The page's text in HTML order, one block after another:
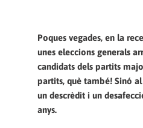
Poques vegades, en la
unes eleccions generals
candidats dels partits
partits, què també! Sinó
un descrèdit i un
anys.